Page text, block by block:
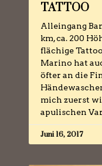
TATTOO
Alleingang
km, ca. 200
flächige
Marino hat
öfter an die
mich zuerst
apulischen
Juni 16, 2017